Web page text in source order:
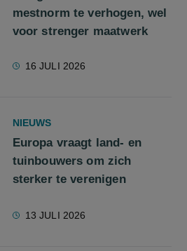
mestnorm te verhogen, wel
voor strenger maatwerk
16 JULI 2026
NIEUWS
Europa vraagt land- en
tuinbouwers om zich
sterker te verenigen
13 JULI 2026